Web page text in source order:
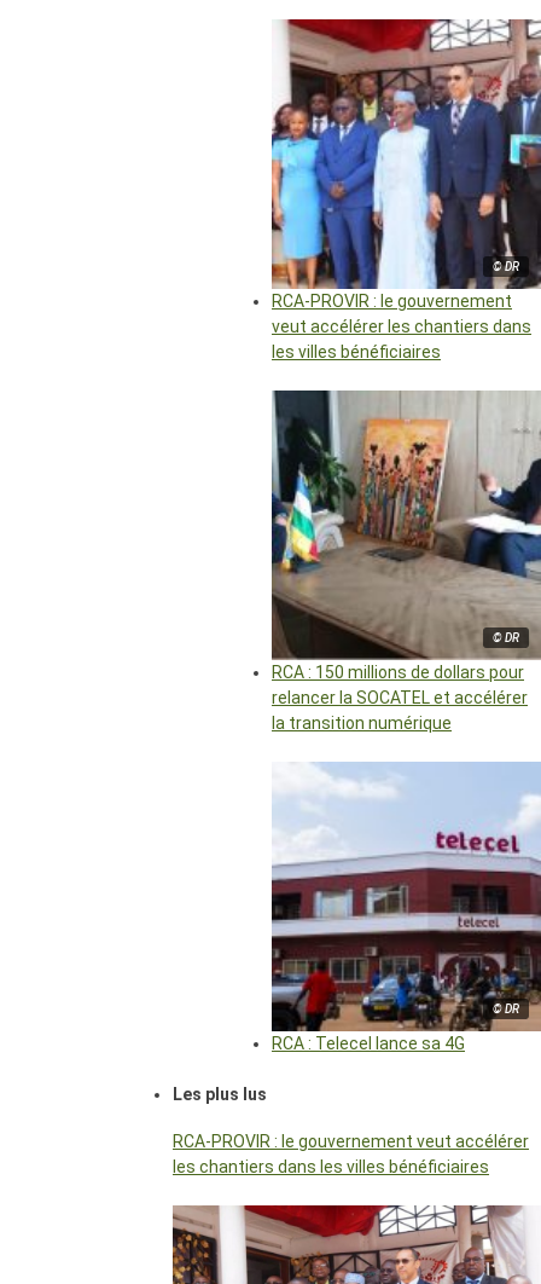
© DR
RCA-PROVIR : le gouvernement
veut accélérer les chantiers dans
les villes bénéficiaires
© DR
RCA : 150 millions de dollars pour
relancer la SOCATEL et accélérer
la transition numérique
© DR
RCA : Telecel lance sa 4G
Les plus lus
RCA-PROVIR : le gouvernement veut accélérer
les chantiers dans les villes bénéficiaires